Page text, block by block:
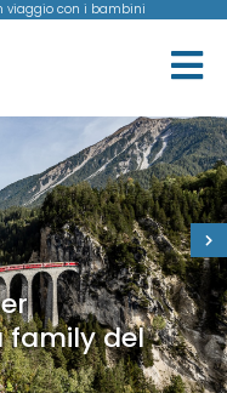
viaggio con i bambini
family del